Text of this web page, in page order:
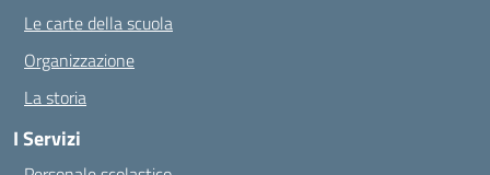
Le carte della scuola
Organizzazione
La storia
I Servizi